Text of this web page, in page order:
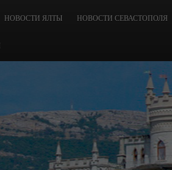
НОВОСТИ ЯЛТЫ НОВОСТИ СЕВАСТОПОЛЯ